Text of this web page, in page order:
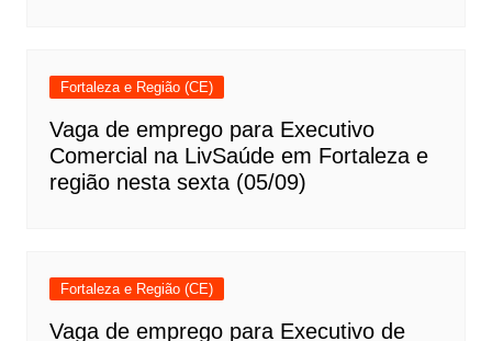
Fortaleza e Região (CE)
Vaga de emprego para Executivo
Comercial na LivSaúde em Fortaleza e
região nesta sexta (05/09)
Fortaleza e Região (CE)
Vaga de emprego para Executivo de